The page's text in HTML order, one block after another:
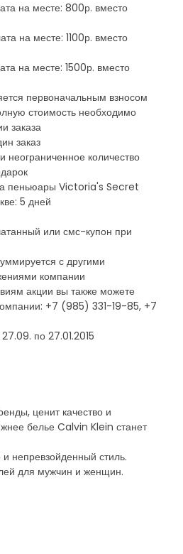
на месте: 800р. вместо
на месте: 1100р. вместо
на месте: 1500р. вместо
первоначальным взносом
стоимость необходимо
заказа
заказ
количество
пеньюары Victoria's Secret
5 дней
или смс-купон при
с другими
компании
акции вы также можете
+7 (985) 331-19-85, +7
по 27.01.2015
ценит качество и
белье Calvin Klein станет
непревзойденный стиль.
для мужчин и женщин.